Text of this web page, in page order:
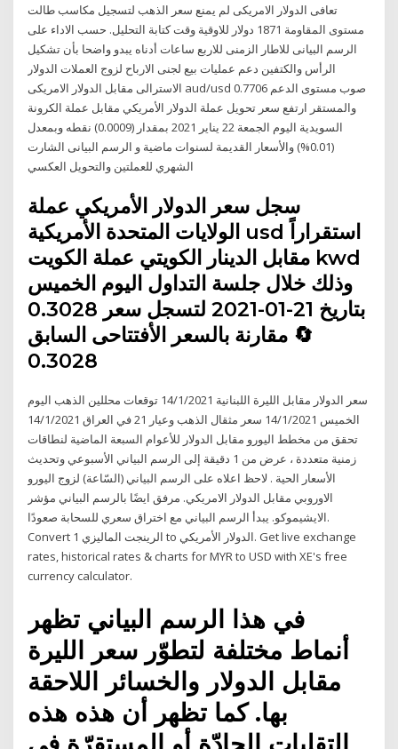
تعافى الدولار الامريكى لم يمنع سعر الذهب لتسجيل مكاسب طالت
مستوى المقاومة 1871 دولار للاوقية وقت كتابة التحليل. حسب الاداء على
الرسم البيانى للاطار الزمنى للاربع ساعات أدناه يبدو واضحا بأن تشكيل
الرأس والكتفين دعم عمليات بيع لجنى الارباح لزوج العملات الدولار
الاسترالى مقابل الدولار الامريكى aud/usd صوب مستوى الدعم 0.7706
والمستقر ارتفع سعر تحويل عملة الدولار الأمريكي مقابل عملة الكرونة
السويدية اليوم الجمعة 22 يناير 2021 بمقدار (0.0009) نقطه وبمعدل
(0.01%) والأسعار القديمة لسنوات ماضية و الرسم البيانى الشارت
الشهري للعملتين والتحويل العكسي
سجل سعر الدولار الأمريكي عملة
الولايات المتحدة الأمريكية usd استقراراً
مقابل الدينار الكويتي عملة الكويت kwd
وذلك خلال جلسة التداول اليوم الخميس
بتاريخ 21-01-2021 لتسجل سعر 0.3028
🔄 مقارنة بالسعر الأفتتاحى السابق
0.3028
سعر الدولار مقابل الليرة اللبنانية 14/1/2021 توقعات محللين الذهب اليوم
الخميس 14/1/2021 سعر مثقال الذهب وعيار 21 في العراق 14/1/2021
تحقق من مخطط اليورو مقابل الدولار للأعوام السبعة الماضية لنطاقات
زمنية متعددة ، عرض من 1 دقيقة إلى الرسم البياني الأسبوعي وتحديث
الأسعار الحية . لاحظ اعلاه على الرسم البياني (السّاعة) لزوج اليورو
الاوروبي مقابل الدولار الامريكي. مرفق ايضًا بالرسم البياني مؤشر
الايشيموكو. يبدأ الرسم البياني مع اختراق سعري للسحابة صعودًا.
Convert 1 الرينجت الماليزي to الدولار الأمريكي. Get live exchange
rates, historical rates & charts for MYR to USD with XE's free
currency calculator.
في هذا الرسم البياني تظهر
أنماط مختلفة لتطوّر سعر الليرة
مقابل الدولار والخسائر اللاحقة
بها. كما تظهر أن هذه هذه